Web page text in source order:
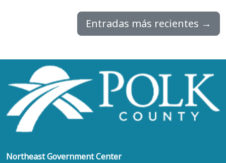
Entradas más recientes →
Northeast Government Center